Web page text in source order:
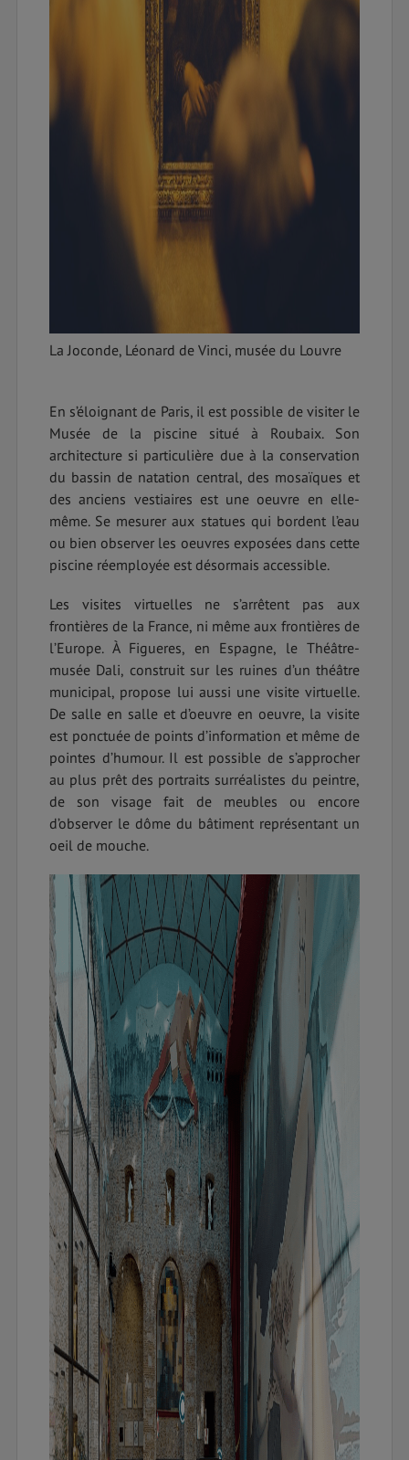
La Joconde, Léonard de Vinci, musée du Louvre
En s’éloignant de Paris, il est possible de visiter le
Musée de la piscine situé à Roubaix. Son
architecture si particulière due à la conservation
du bassin de natation central, des mosaïques et
des anciens vestiaires est une oeuvre en elle-
même. Se mesurer aux statues qui bordent l’eau
ou bien observer les oeuvres exposées dans cette
piscine réemployée est désormais accessible.
Les visites virtuelles ne s’arrêtent pas aux
frontières de la France, ni même aux frontières de
l’Europe. À Figueres, en Espagne, le Théâtre-
musée Dali, construit sur les ruines d’un théâtre
municipal, propose lui aussi une visite virtuelle.
De salle en salle et d’oeuvre en oeuvre, la visite
est ponctuée de points d’information et même de
pointes d’humour. Il est possible de s’approcher
au plus prêt des portraits surréalistes du peintre,
de son visage fait de meubles ou encore
d’observer le dôme du bâtiment représentant un
oeil de mouche.